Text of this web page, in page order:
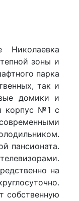
зоны и
парка
так и
домики и
корпус №1 с
пансионата.
на
собственную